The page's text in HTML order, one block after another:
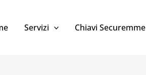
Servizi Chiavi Securemme